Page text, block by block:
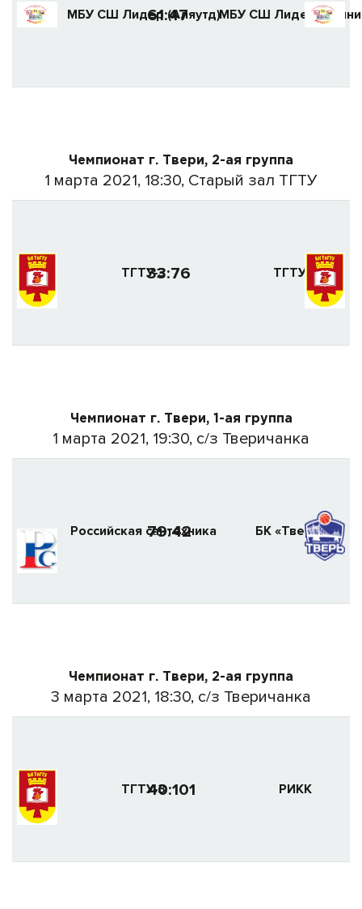
МБУ СШ Лидер (Аляутд)
61:47 МБУ СШ Лидер
Чемпионат г. Твери, 2-ая группа
1 марта 2021, 18:30, Старый зал ТГТУ
ТГТУ-333:76 ТГТУ-2
Чемпионат г. Твери, 1-ая группа
1 марта 2021, 19:30, с/з Тверичанка
Российская сантехника
79:42 БК «Тверь-1»
Чемпионат г. Твери, 2-ая группа
3 марта 2021, 18:30, с/з Тверичанка
ТГТУ-340:101 РИКК